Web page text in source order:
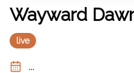
Wayward
live
...